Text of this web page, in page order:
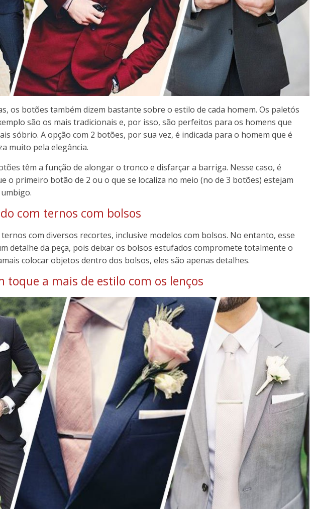
os botões também dizem bastante sobre o estilo de cada homem. Os paletós
são os mais tradicionais e, por isso, são perfeitos para os homens que
sóbrio. A opção com 2 botões, por sua vez, é indicada para o homem que é
muito pela elegância.
têm a função de alongar o tronco e disfarçar a barriga. Nesse caso, é
o primeiro botão de 2 ou o que se localiza no meio (no de 3 botões) estejam
com ternos com bolsos
com diversos recortes, inclusive modelos com bolsos. No entanto, esse
detalhe da peça, pois deixar os bolsos estufados compromete totalmente o
colocar objetos dentro dos bolsos, eles são apenas detalhes.
toque a mais de estilo com os lenços